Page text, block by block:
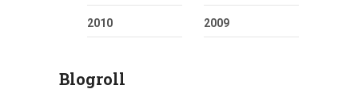
2010 2009
Blogroll